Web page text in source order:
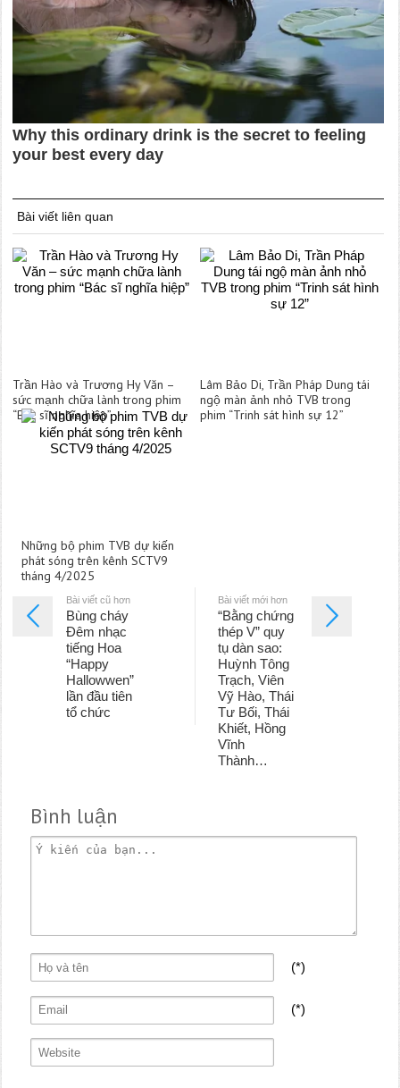
Bài viết liên quan
Trần Hào và Trương Hy Văn –
sức mạnh chữa lành trong phim
“Bác sĩ nghĩa hiệp”
Lâm Bảo Di, Trần Pháp Dung tái
ngộ màn ảnh nhỏ TVB trong
phim “Trinh sát hình sự 12”
Những bộ phim TVB dự kiến
phát sóng trên kênh SCTV9
tháng 4/2025
Bài viết cũ hơn
Bùng cháy
Đêm nhạc
tiếng Hoa
“Happy
Hallowwen”
lần đầu tiên
tổ chức
Bài viết mới hơn
“Bằng chứng
thép V” quy
tụ dàn sao:
Huỳnh Tông
Trạch, Viên
Vỹ Hào, Thái
Tư Bối, Thái
Khiết, Hồng
Vĩnh
Thành…
Bình luận
(*)
(*)